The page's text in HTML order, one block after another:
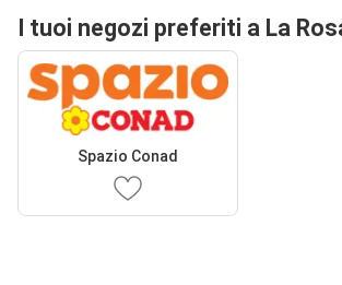
I tuoi negozi preferiti a La
Spazio Conad